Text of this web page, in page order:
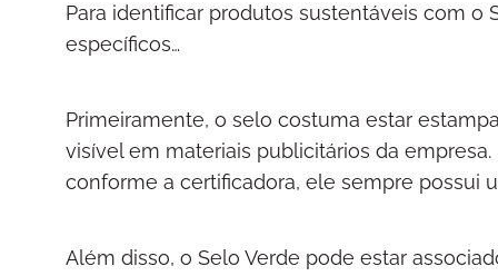
Para identificar produtos sustentáveis com o
específicos…
Primeiramente, o selo costuma estar
visível em materiais publicitários da
conforme a certificadora, ele sempre possui
Além disso, o Selo Verde pode estar